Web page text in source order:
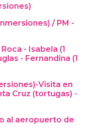
/ PM -
- Isabela (1
- Fernandina (1
Visita en
Cruz (tortugas) -
al aeropuerto de